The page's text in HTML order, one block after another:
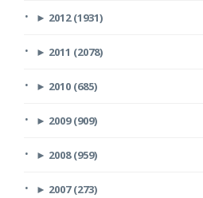
► 2012 (1931)
► 2011 (2078)
► 2010 (685)
► 2009 (909)
► 2008 (959)
► 2007 (273)